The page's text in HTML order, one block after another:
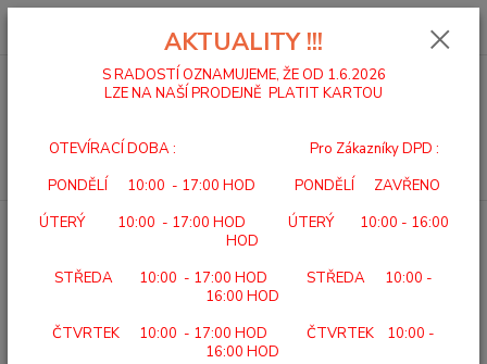
0,00 Kč
Úvod MADLA MADLO ZÁCHYTNÉ 567 D
MADLO ZÁCHYTNÉ 567 D
AKTUALITY !!!
S RADOSTÍ OZNAMUJEME, ŽE OD 1.6.2026
LZE NA NAŠÍ PRODEJNĚ PLATIT KARTOU
OTEVÍRACÍ DOBA : Pro Zákazníky DPD :
PONDĚLÍ 10:00 - 17:00 HOD PONDĚLÍ ZAVŘENO
ÚTERÝ 10:00 - 17:00 HOD ÚTERÝ 10:00 - 16:00
HOD
STŘEDA 10:00 - 17:00 HOD STŘEDA 10:00 -
16:00 HOD
ČTVRTEK 10:00 - 17:00 HOD ČTVRTEK 10:00 -
16:00 HOD